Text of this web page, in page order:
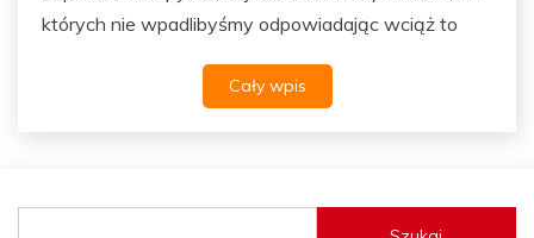
których nie wpadlibyśmy odpowiadając wciąż to
Cały wpis